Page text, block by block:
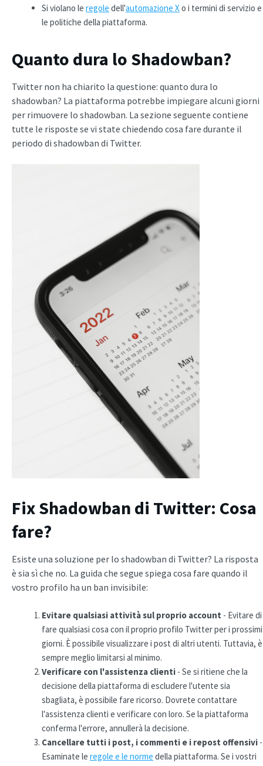
Si violano le regole dell'automazione X o i termini di servizio e
le politiche della piattaforma.
Quanto dura lo Shadowban?
Twitter non ha chiarito la questione: quanto dura lo
shadowban? La piattaforma potrebbe impiegare alcuni giorni
per rimuovere lo shadowban. La sezione seguente contiene
tutte le risposte se vi state chiedendo cosa fare durante il
periodo di shadowban di Twitter.
Fix Shadowban di Twitter: Cosa
fare?
Esiste una soluzione per lo shadowban di Twitter? La risposta
è sia sì che no. La guida che segue spiega cosa fare quando il
vostro profilo ha un ban invisibile:
Evitare qualsiasi attività sul proprio account - Evitare di
fare qualsiasi cosa con il proprio profilo Twitter per i prossimi
giorni. È possibile visualizzare i post di altri utenti. Tuttavia, è
sempre meglio limitarsi al minimo.
Verificare con l'assistenza clienti - Se si ritiene che la
decisione della piattaforma di escludere l'utente sia
sbagliata, è possibile fare ricorso. Dovrete contattare
l'assistenza clienti e verificare con loro. Se la piattaforma
conferma l'errore, annullerà la decisione.
Cancellare tutti i post, i commenti e i repost offensivi -
Esaminate le regole e le norme della piattaforma. Se i vostri